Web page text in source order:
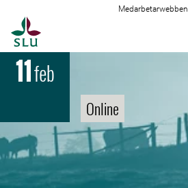
Medarbetarwebben
11feb
Online